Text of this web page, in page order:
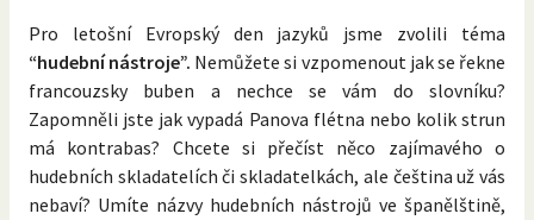
Pro letošní Evropský den jazyků jsme zvolili téma
“hudební nástroje”. Nemůžete si vzpomenout jak se řekne
francouzsky buben a nechce se vám do slovníku?
Zapomněli jste jak vypadá Panova flétna nebo kolik strun
má kontrabas? Chcete si přečíst něco zajímavého o
hudebních skladatelích či skladatelkách, ale čeština už vás
nebaví? Umíte názvy hudebních nástrojů ve španělštině,